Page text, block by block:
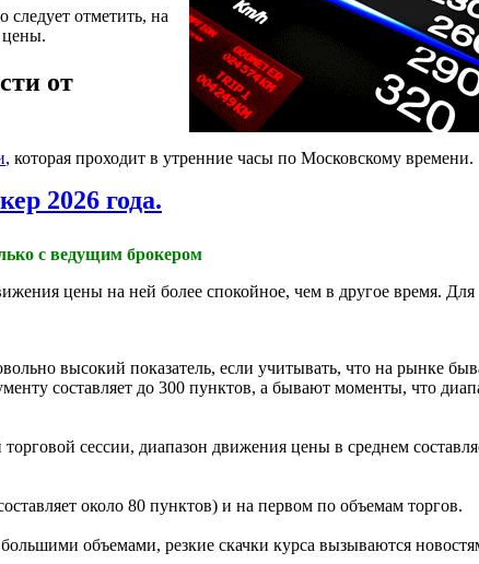
отметить, на
цены.
от
, которая проходит в утренние часы по Московскому времени.
2026 года.
с ведущим брокером
цены на ней более спокойное, чем в другое время. Для
высокий показатель, если учитывать, что на рынке
составляет до 300 пунктов, а бывают моменты, что
сессии, диапазон движения цены в среднем
около 80 пунктов) и на первом по объемам торгов.
объемами, резкие скачки курса вызываются